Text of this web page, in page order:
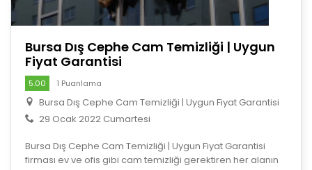
Bursa Dış Cephe Cam Temizliği | Uygun
Fiyat Garantisi
5.00 1 Puanlama
Bursa Dış Cephe Cam Temizliği | Uygun Fiyat Garantisi
29 Ocak 2022 Cumartesi
Bursa Dış Cephe Cam Temizliği | Uygun Fiyat Garantisi
firması ev ve ofis gibi cam temizliği gerektiren her alanın